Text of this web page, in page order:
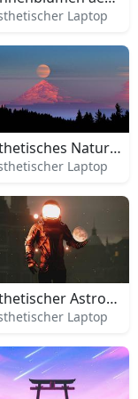
Laptop
Natur-
Laptop
Astronaut
Laptop